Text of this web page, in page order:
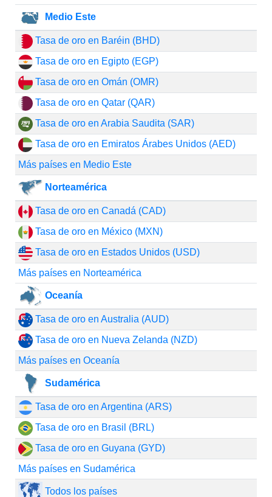
Medio Este
Tasa de oro en Baréin (BHD)
Tasa de oro en Egipto (EGP)
Tasa de oro en Omán (OMR)
Tasa de oro en Qatar (QAR)
Tasa de oro en Arabia Saudita (SAR)
Tasa de oro en Emiratos Árabes Unidos (AED)
Más países en Medio Este
Norteamérica
Tasa de oro en Canadá (CAD)
Tasa de oro en México (MXN)
Tasa de oro en Estados Unidos (USD)
Más países en Norteamérica
Oceanía
Tasa de oro en Australia (AUD)
Tasa de oro en Nueva Zelanda (NZD)
Más países en Oceanía
Sudamérica
Tasa de oro en Argentina (ARS)
Tasa de oro en Brasil (BRL)
Tasa de oro en Guyana (GYD)
Más países en Sudamérica
Todos los países